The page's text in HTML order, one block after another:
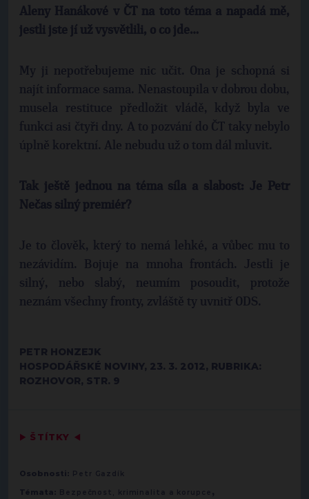
Aleny Hanákové v ČT na toto téma a napadá mě,
jestli jste jí už vysvětlili, o co jde…
My ji nepotřebujeme nic učit. Ona je schopná si
najít informace sama. Nenastoupila v dobrou dobu,
musela restituce předložit vládě, když byla ve
funkci asi čtyři dny. A to pozvání do ČT taky nebylo
úplně korektní. Ale nebudu už o tom dál mluvit.
Tak ještě jednou na téma síla a slabost: Je Petr
Nečas silný premiér?
Je to člověk, který to nemá lehké, a vůbec mu to
nezávidím. Bojuje na mnoha frontách. Jestli je
silný, nebo slabý, neumím posoudit, protože
neznám všechny fronty, zvláště ty uvnitř ODS.
PETR HONZEJK
HOSPODÁŘSKÉ NOVINY, 23. 3. 2012, RUBRIKA:
ROZHOVOR, STR. 9
▶ ŠTÍTKY ◀
Osobnosti: Petr Gazdík
Témata: Bezpečnost, kriminalita a korupce ,